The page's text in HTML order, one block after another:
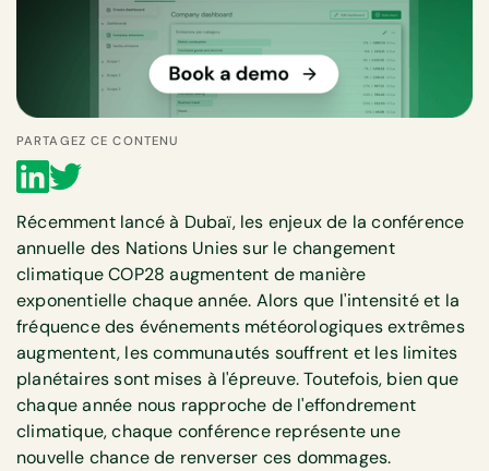
PARTAGEZ CE CONTENU
Récemment lancé à Dubaï, les enjeux de la conférence
annuelle des Nations Unies sur le changement
climatique COP28 augmentent de manière
exponentielle chaque année. Alors que l'intensité et la
fréquence des événements météorologiques extrêmes
augmentent, les communautés souffrent et les limites
planétaires sont mises à l'épreuve. Toutefois, bien que
chaque année nous rapproche de l'effondrement
climatique, chaque conférence représente une
nouvelle chance de renverser ces dommages.